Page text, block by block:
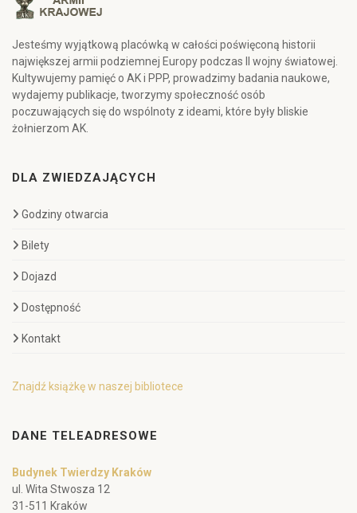
Jesteśmy wyjątkową placówką w całości poświęconą historii
największej armii podziemnej Europy podczas II wojny światowej.
Kultywujemy pamięć o AK i PPP, prowadzimy badania naukowe,
wydajemy publikacje, tworzymy społeczność osób
poczuwających się do wspólnoty z ideami, które były bliskie
żołnierzom AK.
DLA ZWIEDZAJĄCYCH
Godziny otwarcia
Bilety
Dojazd
Dostępność
Kontakt
Znajdź książkę w naszej bibliotece
DANE TELEADRESOWE
Budynek Twierdzy Kraków
ul. Wita Stwosza 12
31-511 Kraków